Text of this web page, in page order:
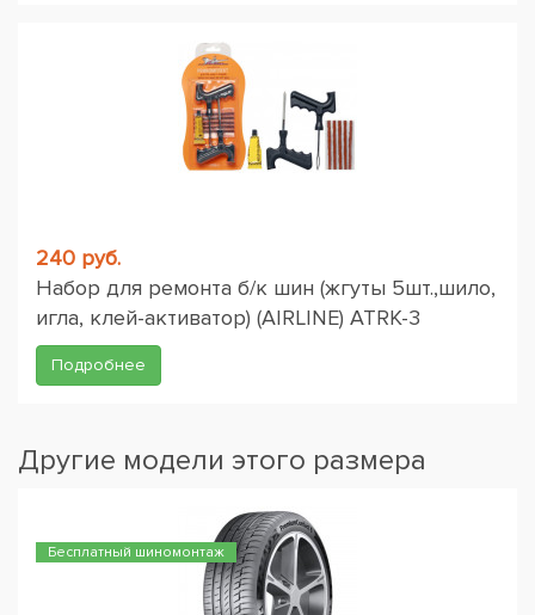
240 руб.
Набор для ремонта б/к шин (жгуты 5шт.,шило,
игла, клей-активатор) (AIRLINE) ATRK-3
Подробнее
Другие модели этого размера
Бесплатный шиномонтаж